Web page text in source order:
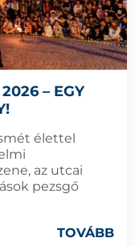
– EGY
élettel
az utcai
pezsgő
TOVÁBB